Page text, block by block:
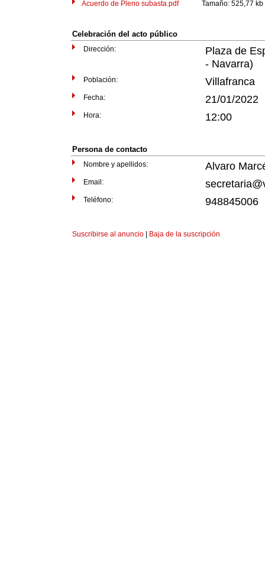
Acuerdo de Pleno subasta.pdfTamaño: 525,77 kb
Celebración del acto público
Dirección:
Plaza de
- Navarra)
Población: Villafranca
Fecha: 21/01/2022
Hora: 12:00
Persona de contacto
Nombre y apellidos: Alvaro
Email:
Teléfono: 948845006
Suscribirse al anuncio Baja de la suscripción